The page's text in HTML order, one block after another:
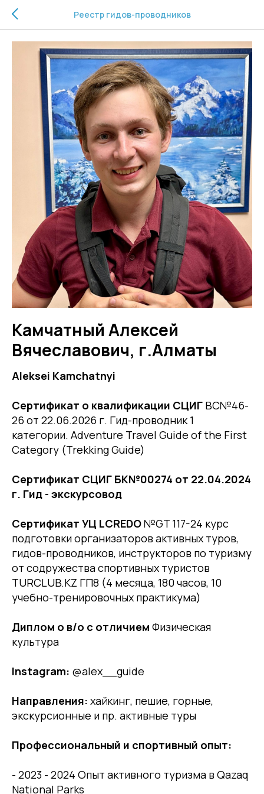
Реестр гидов-проводников
Камчатный Алексей
Вячеславович, г.Алматы
Aleksei Kamchatnyi
Сертификат о квалификации СЦИГ BC№46-
26 от 22.06.2026 г. Гид-проводник 1
категории. Adventure Travel Guide of the First
Category (Trekking Guide)
Сертификат СЦИГ БК№00274 от 22.04.2024
г. Гид - экскурсовод
Сертификат УЦ LCREDO №GT 117-24 курс
подготовки организаторов активных туров,
гидов-проводников, инструкторов по туризму
от содружества спортивных туристов
TURCLUB.KZ ГП8 (4 месяца, 180 часов, 10
учебно-тренировочных практикума)
Диплом о в/о с отличием Физическая
культура
Instagram: @alex__guide
Направления: хайкинг, пешие, горные,
экскурсионные и пр. активные туры
Профессиональный и спортивный опыт:
- 2023 - 2024 Опыт активного туризма в Qazaq
National Parks